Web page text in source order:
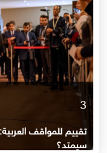
3
تقييم للمواقف
سيمتد؟